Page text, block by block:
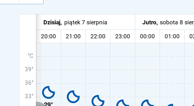
°C
39°
36°
33°